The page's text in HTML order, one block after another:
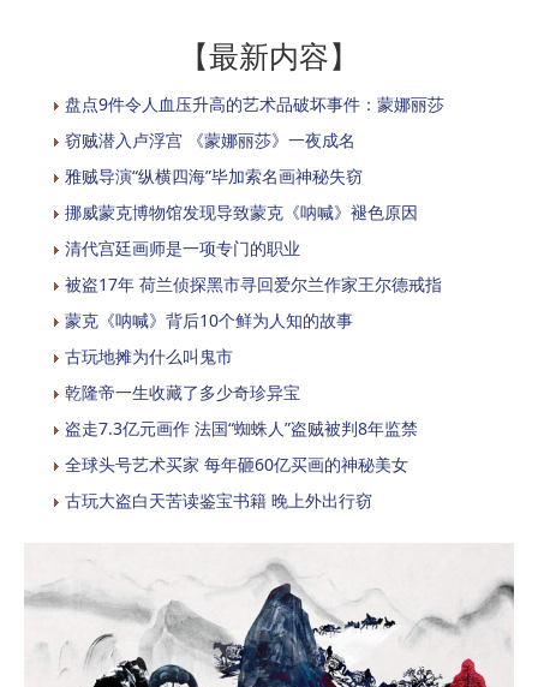
【最新内容】
盘点9件令人血压升高的艺术品破坏事件：蒙娜丽莎
窃贼潜入卢浮宫 《蒙娜丽莎》一夜成名
雅贼导演“纵横四海”毕加索名画神秘失窃
挪威蒙克博物馆发现导致蒙克《呐喊》褪色原因
清代宫廷画师是一项专门的职业
被盗17年 荷兰侦探黑市寻回爱尔兰作家王尔德戒指
蒙克《呐喊》背后10个鲜为人知的故事
古玩地摊为什么叫鬼市
乾隆帝一生收藏了多少奇珍异宝
盗走7.3亿元画作 法国“蜘蛛人”盗贼被判8年监禁
全球头号艺术买家 每年砸60亿买画的神秘美女
古玩大盗白天苦读鉴宝书籍 晚上外出行窃